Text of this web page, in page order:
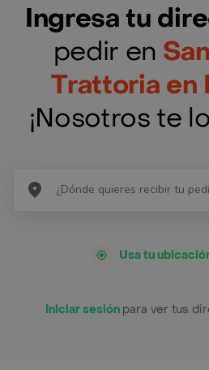
Ingresa tu
pedir en
Trattoria en
¡Nosotros te
Usa tu
Iniciar sesión para ver tus